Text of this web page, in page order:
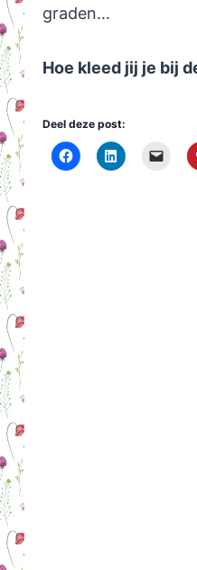
graden…
Hoe kleed jij je bij
Deel deze post: